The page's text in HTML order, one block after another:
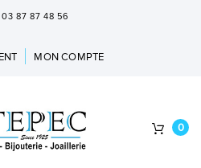
03 87 87 48 56
MON COMPTE
0